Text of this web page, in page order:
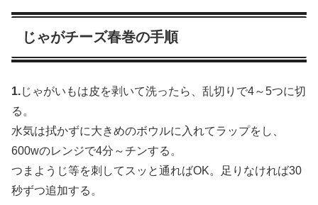
じゃがチーズ春巻の手順
1.じゃがいもは皮を剥いて洗ったら、乱切りで4～5つに切
る。
水気は拭かずに大きめのボウルに入れてラップをし、
600wのレンジで4分～チンする。
つまようじ等を刺してスッと通ればOK。足りなければ30
秒ずつ追加する。